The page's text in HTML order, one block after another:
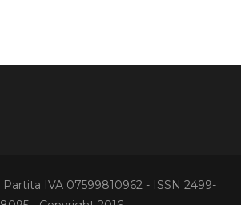
IVA 07599810962 - ISSN 2499-